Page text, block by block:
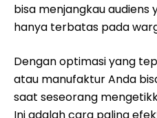
bisa menjangkau audiens
hanya terbatas pada
Dengan optimasi yang
atau manufaktur Anda
saat seseorang